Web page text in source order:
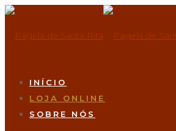
INÍCIO
LOJA ONLINE
SOBRE NÓS